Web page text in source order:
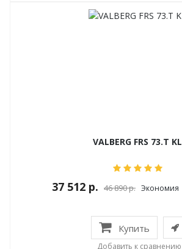
VALBERG FRS 73.T KL
37 512 р. 46 890 р. Экономия
Купить
Добавить к сравнению